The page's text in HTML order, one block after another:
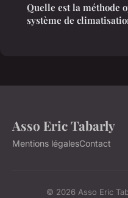
Quelle est la méthode
système de
Asso Eric Tabarly
Mentions légalesContact
© 2026 Asso Eric